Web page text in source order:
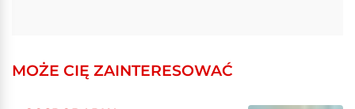
MOŻE CIĘ ZAINTERESOWAĆ